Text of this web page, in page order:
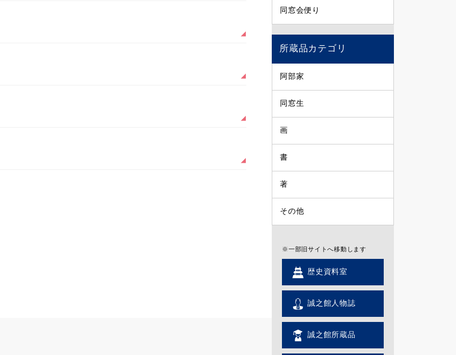
同窓会便り
所蔵品カテゴリ
阿部家
同窓生
画
書
著
その他
※一部旧サイトへ移動します
歴史資料室
誠之館人物誌
誠之館所蔵品